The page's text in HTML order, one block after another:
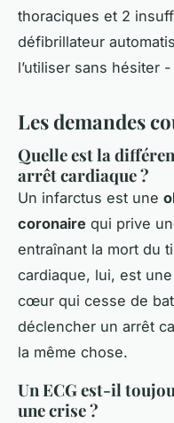
thoraciques et 2
défibrillateur
l’utiliser sans hésiter
Les demandes
Quelle est la
arrêt cardiaque ?
Un infarctus est une
coronaire qui prive
entraînant la mort du
cardiaque, lui, est une
cœur qui cesse de
déclencher un arrêt
la même chose.
Un ECG est-il
une crise ?